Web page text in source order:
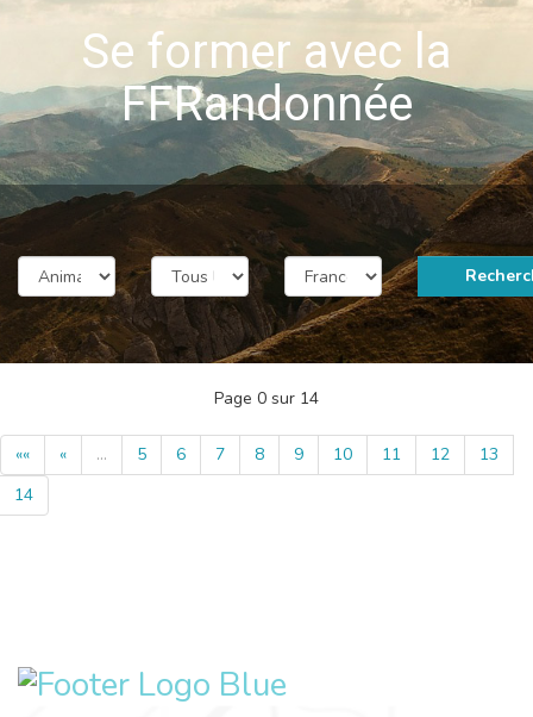
Se former avec la
FFRandonnée
Page 0 sur 14
«« « … 5 6 7 8 9 10 11 12
13
14